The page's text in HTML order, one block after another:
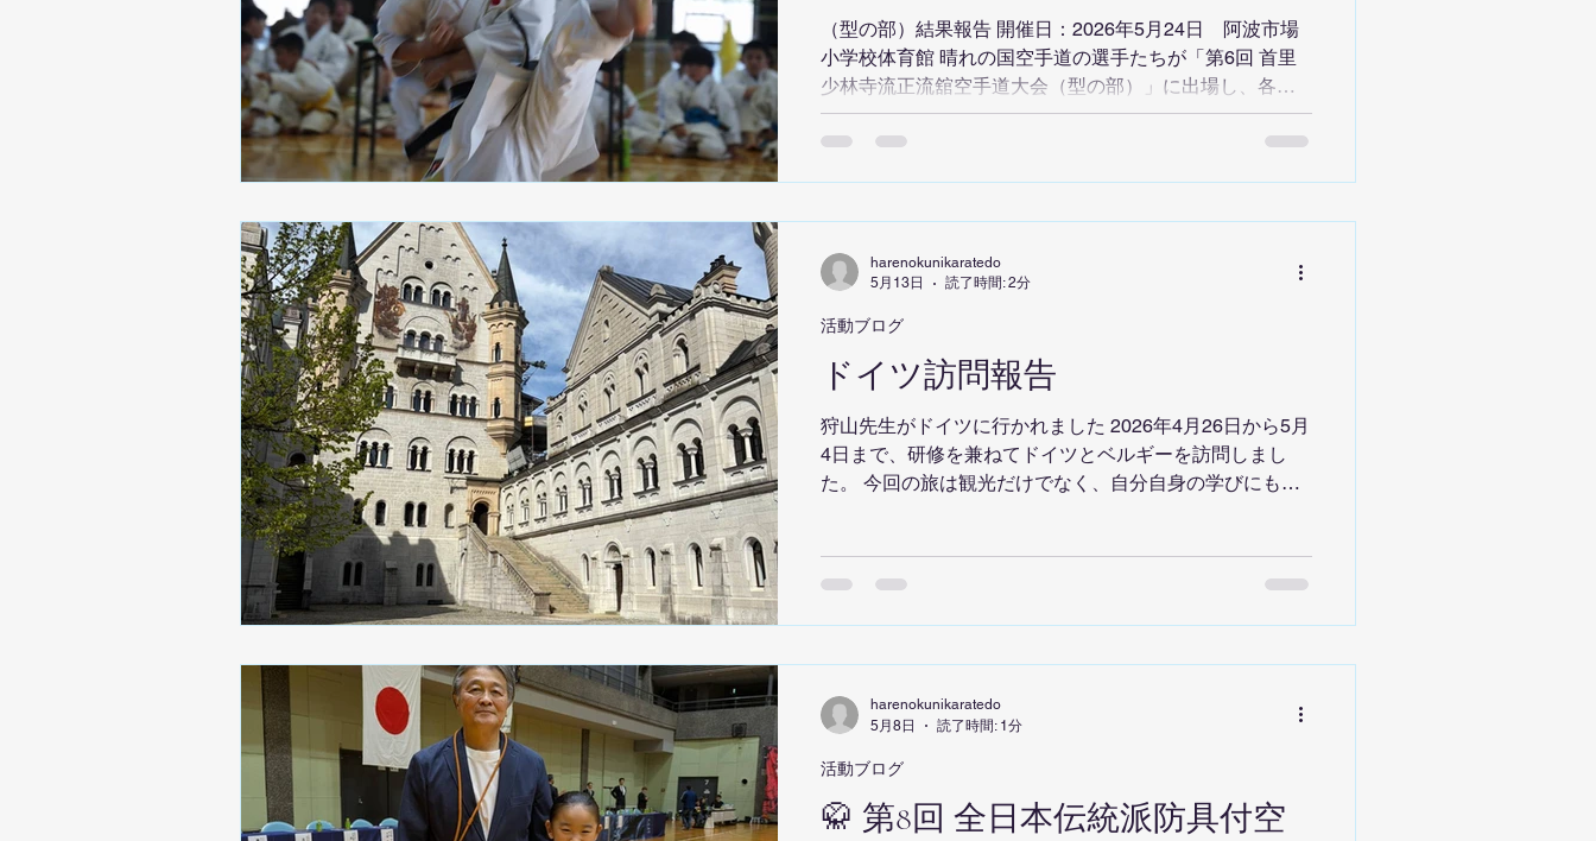
続 を大切に、さらなる技術向上を目指して稽古に励んで
いきます。 選手のみんな、本当にお疲れさま。..
（型の部）結果報告 開催日：2026年5月24日 阿波市場
小学校体育館 晴れの国空手道の選手たちが「第6回 首里
少林寺流正流舘空手道大会（型の部）」に出場し、各カ
テゴリーで素晴らしい成績を収めました。 日頃の稽古の
成果をしっかりと発揮し、堂々とした演武を見せてくれ
5・6年型 優勝 浅沼 穂乃心 準優勝 眞田 匠 3位 岡崎
翔 ■ 中学生型 優勝 合田 天翔 準優勝 髙本 真叶 3位
浅沼 蓮都 ■ 緑・紫帯型 3位 南部 偲琥 ■ 茶・黒帯型 優
勝 蜂谷 珈乃 今回の大会では、学年・帯ごとに多くの選
た。 これからも一人ひとりが目標を持ち、仲間とともに
手のみんな、本当におめでとう。 保護者の皆さま、応援
ありがとうございました。 映像はこちらから
ドイツ訪問報告
狩山先生がドイツに行かれました 2026年4月26日から5月
4日まで、研修を兼ねてドイツとベルギーを訪問しまし
た。 今回の旅は観光だけでなく、自分自身の学びにもつ
歴史ある街並みと近代的な建物が共存する独特の雰囲気
を感じることができました。 ケルン：圧倒的な存在感を
けました。 ブリュッセル：美しい街並みと文化に触れる
ベルギーのブリュッセルでは、グランプラスなどを訪れ
ました。 石畳の街並みや歴史ある建物が並び、ヨーロッ
パの文化の豊かさを肌で感じました。 ミュンヘン：活気
ある街を散策 ミュンヘンでは、マリエン広場を中心に市
活動ブログ
harenokunikaratedo
5月13日
読了時間: 2分
🥋 第8回 全日本伝統派防具付空
活動ブログ
harenokunikaratedo
5月8日
読了時間: 1分